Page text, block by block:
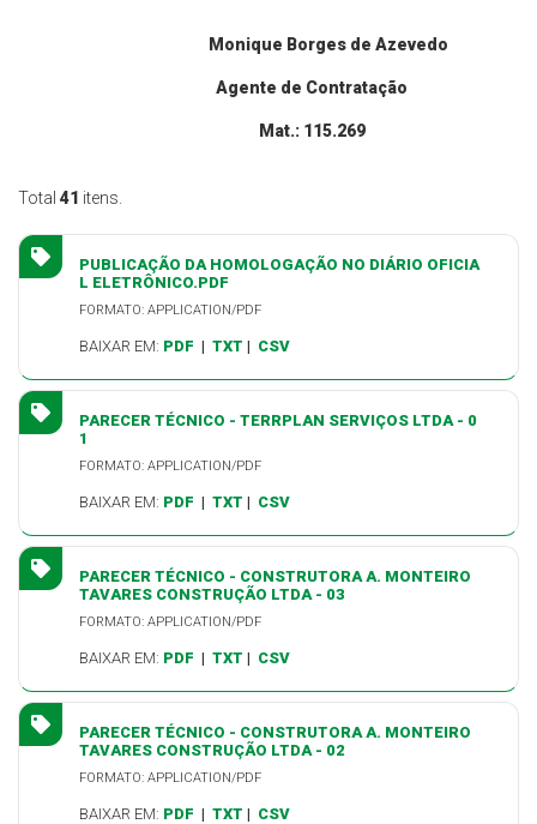
Monique Borges de Azevedo
Agente de Contratação
Mat.: 115.269
Total 41 itens.
PUBLICAÇÃO DA HOMOLOGAÇÃO NO DIÁRIO OFICIA
L ELETRÔNICO.PDF
FORMATO: APPLICATION/PDF
BAIXAR EM: PDF | TXT | CSV
PARECER TÉCNICO - TERRPLAN SERVIÇOS LTDA - 0
1
FORMATO: APPLICATION/PDF
BAIXAR EM: PDF | TXT | CSV
PARECER TÉCNICO - CONSTRUTORA A. MONTEIRO
TAVARES CONSTRUÇÃO LTDA - 03
FORMATO: APPLICATION/PDF
BAIXAR EM: PDF | TXT | CSV
PARECER TÉCNICO - CONSTRUTORA A. MONTEIRO
TAVARES CONSTRUÇÃO LTDA - 02
FORMATO: APPLICATION/PDF
BAIXAR EM: PDF | TXT | CSV